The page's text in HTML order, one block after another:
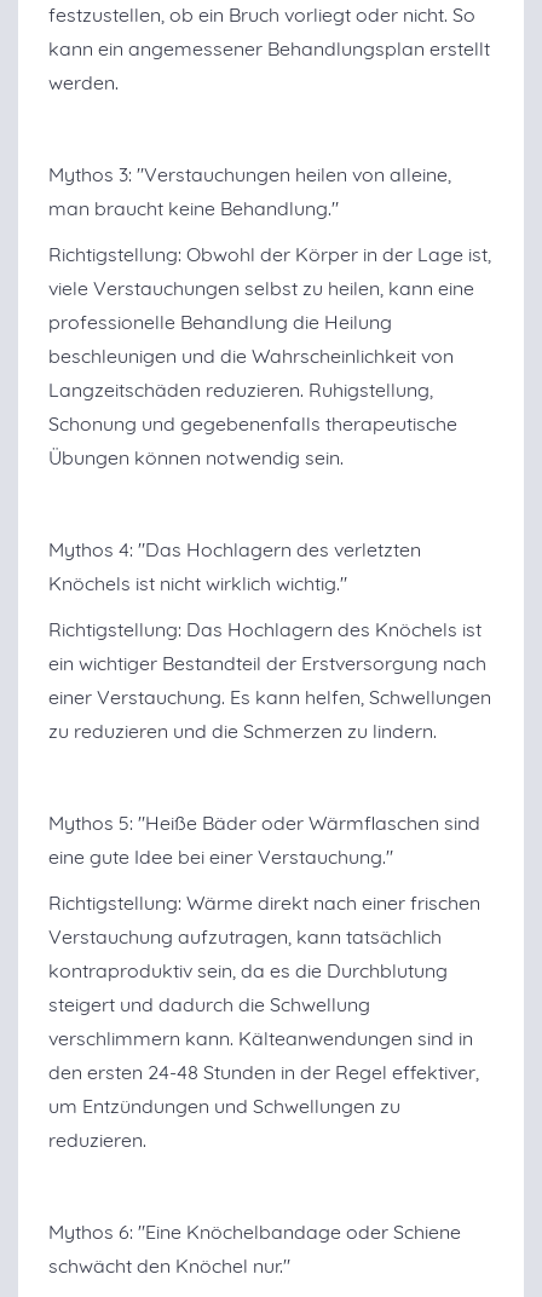
festzustellen, ob ein Bruch vorliegt oder nicht. So
kann ein angemessener Behandlungsplan erstellt
werden.
Mythos 3: "Verstauchungen heilen von alleine,
man braucht keine Behandlung."
Richtigstellung: Obwohl der Körper in der Lage ist,
viele Verstauchungen selbst zu heilen, kann eine
professionelle Behandlung die Heilung
beschleunigen und die Wahrscheinlichkeit von
Langzeitschäden reduzieren. Ruhigstellung,
Schonung und gegebenenfalls therapeutische
Übungen können notwendig sein.
Mythos 4: "Das Hochlagern des verletzten
Knöchels ist nicht wirklich wichtig."
Richtigstellung: Das Hochlagern des Knöchels ist
ein wichtiger Bestandteil der Erstversorgung nach
einer Verstauchung. Es kann helfen, Schwellungen
zu reduzieren und die Schmerzen zu lindern.
Mythos 5: "Heiße Bäder oder Wärmflaschen sind
eine gute Idee bei einer Verstauchung."
Richtigstellung: Wärme direkt nach einer frischen
Verstauchung aufzutragen, kann tatsächlich
kontraproduktiv sein, da es die Durchblutung
steigert und dadurch die Schwellung
verschlimmern kann. Kälteanwendungen sind in
den ersten 24-48 Stunden in der Regel effektiver,
um Entzündungen und Schwellungen zu
reduzieren.
Mythos 6: "Eine Knöchelbandage oder Schiene
schwächt den Knöchel nur."